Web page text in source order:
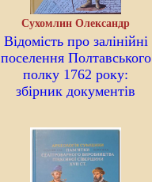
Сухомлин Олександр
Відомість про залінійні
поселення Полтавського
полку 1762 року:
збірник документів